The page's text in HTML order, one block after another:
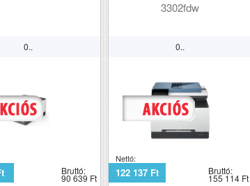
0..
Bruttó:
90 639 Ft
3302fdw
0..
Nettó:
122 137 Ft Bruttó:
155 114 Ft